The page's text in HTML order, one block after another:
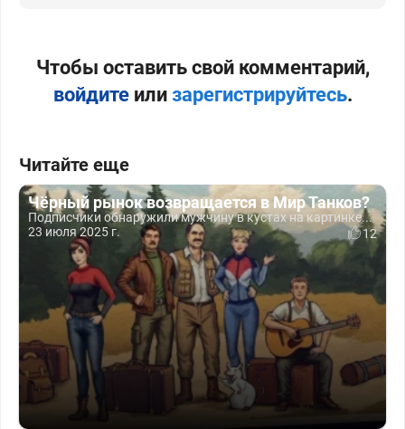
Чтобы оставить свой комментарий,
войдитеили зарегистрируйтесь.
Читайте еще
Чёрный рынок возвращается в Мир Танков?
Подписчики обнаружили мужчину в кустах на картинке...
23 июля 2025 г.
12